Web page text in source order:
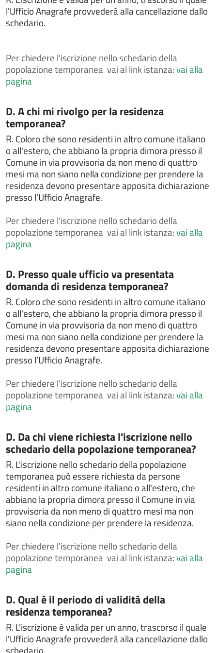
Chiedere il rilascio del passaporto
Chiedere il rilascio della tessera elettorale
Chiedere il rilascio di certificati ed estratti di atti di
stato civile
Chiedere il rilascio di certificati ed estratti di leva
militare
Chiedere il rilascio di certificato di iscrizione alle liste
elettorali
Chiedere il rilascio di copia integrale di atti di stato
civile
Chiedere il rilascio o il rinnovo della carta d'identità
elettronica
Chiedere il voto assistito
Chiedere l'assegnazione del numero civico
i cittadini comunitari
Chiedere l'attribuzione del cognome materno al
momento della nascita
cremazione
Chiedere l'autorizzazione alla esumazione,
estumulazione o traslazione
Chiedere la cittadinanza italiana
Chiedere la concessione di spazi comunali per
attività culturali o sportive
Chiedere la concessione, il rinnovo e/o la rinuncia di
loculo od ossario
loculo od ossario
Chiedere la consultazione e la copia delle liste
elettorali
Chiedere la pubblicazione di matrimonio
Chiedere la rettifica di dati anagrafici in atti di stato
civile
Chiedere la sepoltura nei cimiteri comunali
Chiedere un interpello
Chiedere un rimborso per erroneo versamento
Comunicare i dati del conducente o del locatario a
Contestazioni e ricorsi a verbali o atti di
accertamento
Contributo per il superamento e l'eliminazione di
Contributo per l’acquisto di libri di testo
Costituire un'unione civile
Denuncia di smarrimento sottrazione distruzione
carta di circolazione o patente di guida
l'Ufficio Anagrafe provvederà alla cancellazione dallo
schedario.
Perchiedere l'iscrizione nello schedario della
popolazione temporanea vai al link istanza:vai alla
pagina
Categoria:
D. A chi mi rivolgo per la residenza
temporanea?
R. Coloro che sono residenti in altro comune italiano
o all'estero, che abbiano la propria dimora presso il
Comune in via provvisoria da non meno di quattro
mesi ma non siano nella condizione per prendere la
residenza devono presentare apposita dichiarazione
presso l’Ufficio Anagrafe.
Perchiedere l'iscrizione nello schedario della
popolazione temporanea vai al link istanza:vai alla
pagina
Categoria:
D. Presso quale ufficio va presentata
domanda di residenza temporanea?
R. Coloro che sono residenti in altro comune italiano
o all'estero, che abbiano la propria dimora presso il
Comune in via provvisoria da non meno di quattro
mesi ma non siano nella condizione per prendere la
residenza devono presentare apposita dichiarazione
presso l’Ufficio Anagrafe.
Perchiedere l'iscrizione nello schedario della
popolazione temporanea vai al link istanza:vai alla
pagina
Categoria:
D. Da chi viene richiesta l'iscrizione nello
schedario della popolazione temporanea?
R. L'iscrizione nello schedario della popolazione
temporanea può essere richiesta da persone
residenti in altro comune italiano o all'estero, che
abbiano la propria dimora presso il Comune in via
provvisoria da non meno di quattro mesi ma non
siano nella condizione per prendere la residenza.
Perchiedere l'iscrizione nello schedario della
popolazione temporanea vai al link istanza:vai alla
pagina
Categoria:
D. Qual è il periodo di validità della
residenza temporanea?
R. L'iscrizione è valida per un anno, trascorso il quale
l'Ufficio Anagrafe provvederà alla cancellazione dallo